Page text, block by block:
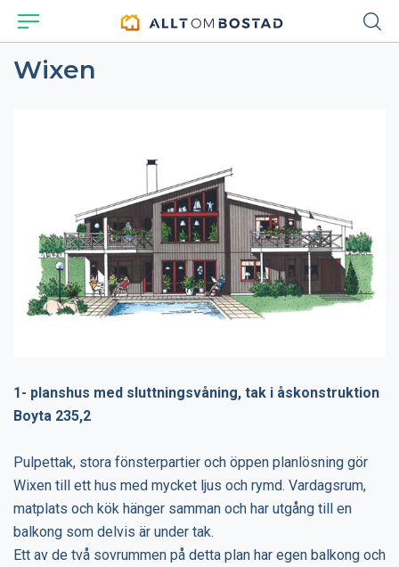
Wixen
1- planshus med sluttningsvåning, tak i åskonstruktion
Boyta 235,2
Pulpettak, stora fönsterpartier och öppen planlösning gör
Wixen till ett hus med mycket ljus och rymd. Vardagsrum,
matplats och kök hänger samman och har utgång till en
balkong som delvis är under tak.
Ett av de två sovrummen på detta plan har egen balkong och